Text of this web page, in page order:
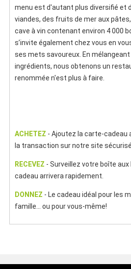
menu est d'autant plus diversifié et
viandes, des fruits de mer aux
cave à vin contenant environ 4 000
s’invite également chez vous en
ses mets savoureux. En
ingrédients, nous obtenons un
renommée n'est plus à faire.
ACHETEZ -Ajoutez la carte-cadeau
la transaction sur notre site sécurisé.
RECEVEZ -Surveillez votre boîte
cadeau arrivera rapidement.
DONNEZ - Le cadeau idéal pour les
famille... ou pour vous-même!